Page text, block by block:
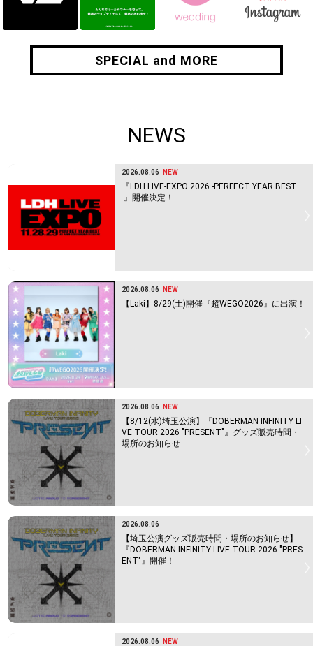
SPECIAL and MORE
SPECIAL and MORE
NEWS
2026.08.06 NEW
『LDH LIVE-EXPO 2026 -PERFECT YEAR BEST
-』開催決定！
2026.08.06 NEW
【Laki】8/29(土)開催『超WEGO2026』に出演！
2026.08.06 NEW
【8/12(水)埼玉公演】『DOBERMAN INFINITY LI
VE TOUR 2026 "PRESENT"』グッズ販売時間・
場所のお知らせ
2026.08.06
【埼玉公演グッズ販売時間・場所のお知らせ】
『DOBERMAN INFINITY LIVE TOUR 2026 "PRES
ENT"』開催！
2026.08.06 NEW